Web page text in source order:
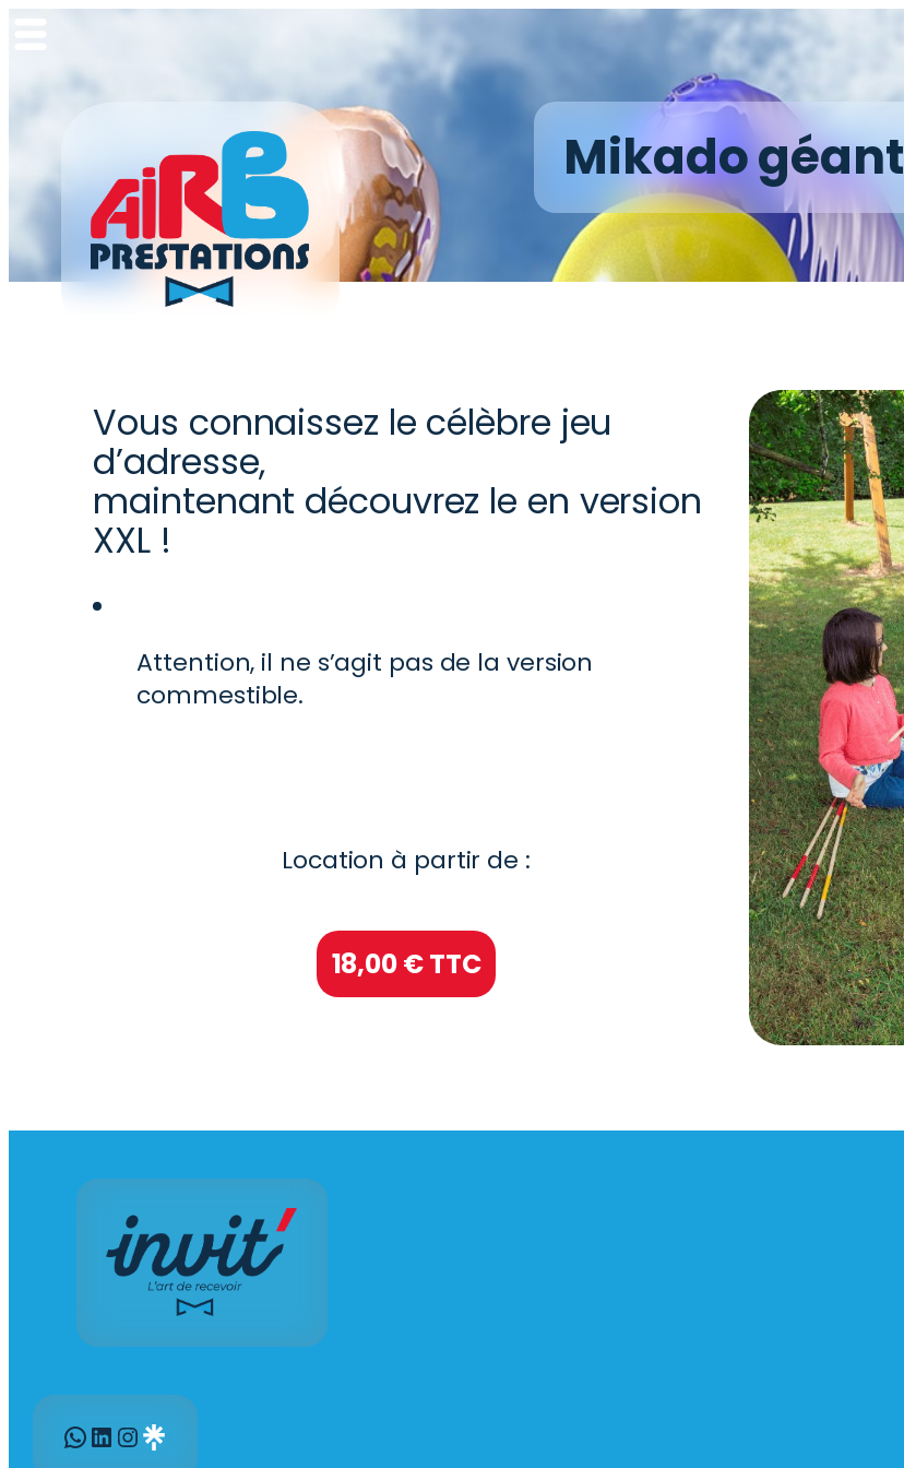
contenu
Mikado géant
Vous connaissez le célèbre jeu
d’adresse,
maintenant découvrez le en version
XXL !
Attention, il ne s’agit pas de la version
commestible.
Location à partir de :
18,00€ TTC
WhatsApp LinkedIn InstagramGravatar